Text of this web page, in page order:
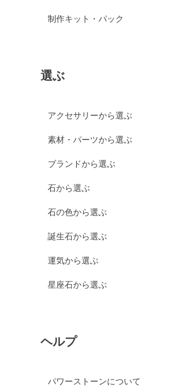
制作キット・パック
選ぶ
アクセサリーから選ぶ
素材・パーツから選ぶ
ブランドから選ぶ
石から選ぶ
石の色から選ぶ
誕生石から選ぶ
運気から選ぶ
星座石から選ぶ
ヘルプ
パワーストーンについて